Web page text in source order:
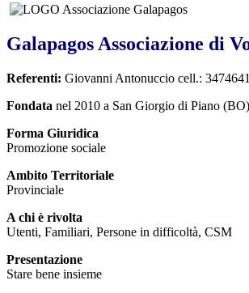
Galapagos Associazione di
Referenti: Giovanni Antonuccio cell.:
Fondata nel 2010 a San Giorgio di Piano (BO)
Forma Giuridica
Promozione sociale
Ambito Territoriale
Provinciale
A chi è rivolta
Utenti, Familiari, Persone in difficoltà, CSM
Presentazione
Stare bene insieme